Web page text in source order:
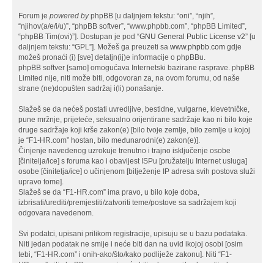
Forum je powered byphpBB [u daljnjem tekstu: “oni”, “njih”,
“njihov(a/e/i/u)”, “phpBB softver”, “www.phpbb.com”, “phpBB Limited”,
“phpBB Tim(ovi)”]. Dostupan je pod “GNU General Public License v2” [u
daljnjem tekstu: “GPL”]. Možeš ga preuzeti sa www.phpbb.com gdje
možeš pronaći (i) [sve] detaljn(ij)e informacije o phpBBu.
phpBB softver [samo] omogućava Internetski bazirane rasprave. phpBB
Limited nije, niti može biti, odgovoran za, na ovom forumu, od naše
strane (ne)dopušten sadržaj i(li) ponašanje.
Slažeš se da nećeš postati uvredljive, bestidne, vulgarne, klevetničke,
pune mržnje, prijeteće, seksualno orijentirane sadržaje kao ni bilo koje
druge sadržaje koji krše zakon(e) [bilo tvoje zemlje, bilo zemlje u kojoj
je “F1-HR.com” hostan, bilo međunarodni(e) zakon(e)].
Činjenje navedenog uzrokuje trenutno i trajno isključenje osobe
[činitelja/ice] s foruma kao i obavijest ISPu [pružatelju Internet usluga]
osobe [činitelja/ice] o učinjenom [bilježenje IP adresa svih postova služi
upravo tome].
Slažeš se da “F1-HR.com” ima pravo, u bilo koje doba,
izbrisati/urediti/premjestiti/zatvoriti teme/postove sa sadržajem koji
odgovara navedenom.
Svi podatci, upisani prilikom registracije, upisuju se u bazu podataka.
Niti jedan podatak ne smije i neće biti dan na uvid ikojoj osobi [osim
tebi, “F1-HR.com” i onih-ako/što/kako podliježe zakonu]. Niti “F1-